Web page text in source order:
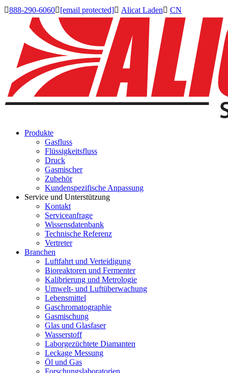
888-290-6060[email protected] Alicat Laden CN
Produkte
Gasfluss
Flüssigkeitsfluss
Druck
Gasmischer
Zubehör
Kundenspezifische Anpassung
Service und Unterstützung
Kontakt
Serviceanfrage
Wissensdatenbank
Technische Referenz
Vertreter
Branchen
Luftfahrt und Verteidigung
Bioreaktoren und Fermenter
Kalibrierung und Metrologie
Umwelt- und Luftüberwachung
Lebensmittel
Gaschromatographie
Gasmischung
Glas und Glasfaser
Wasserstoff
Laborgezüchtete Diamanten
Leckage Messung
Öl und Gas
Forschungslaboratorien